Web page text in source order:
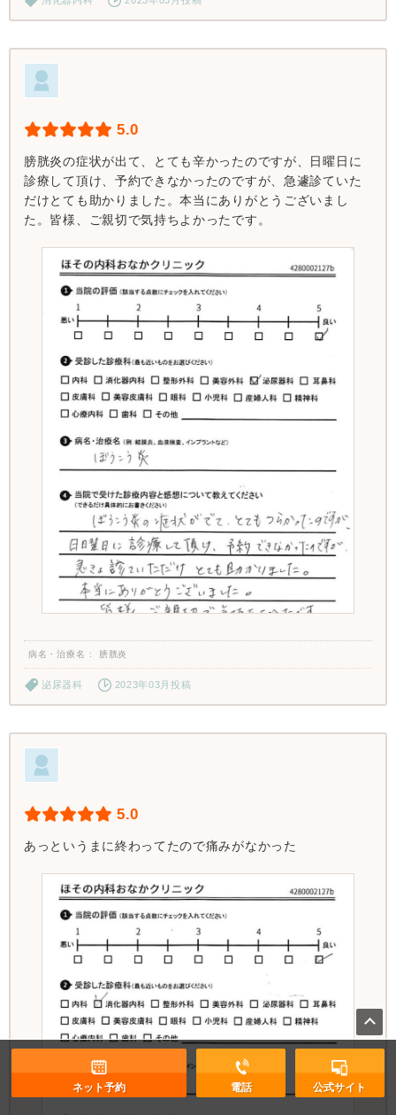
5.0
膀胱炎の症状が出て、とても辛かったのですが、日曜日に
診療して頂け、予約できなかったのですが、急遽診ていた
だけとても助かりました。本当にありがとうございまし
た。皆様、ご親切で気持ちよかったです。
病名・治療名 膀胱炎
泌尿器科 2023年03月投稿
5.0
あっというまに終わってたので痛みがなかった
ネット予約 電話 公式サイト